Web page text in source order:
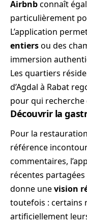
Airbnbconnaît
particulièrement
L’application
entiersou des
immersion
Les quartiers
d’Agdal à Rabat
pour qui
Découvrir la
Pour la
référence
commentaires,
récentes
donne unevision
toutefois : certains
artificiellement